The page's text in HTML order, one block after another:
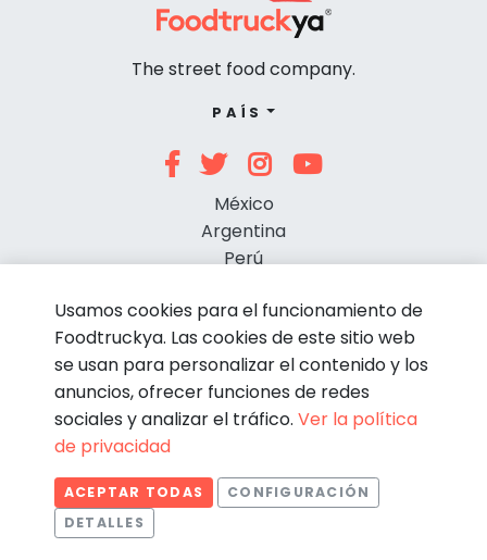
The street food company.
PAÍS
México
Argentina
Perú
© Foodtruckya 2026
Condiciones de contratación Política de privacidad
Aviso legal
Usamos cookies para el funcionamiento de
Foodtruckya. Las cookies de este sitio web
se usan para personalizar el contenido y los
anuncios, ofrecer funciones de redes
sociales y analizar el tráfico. Ver la política
de privacidad
ACEPTAR TODAS
CONFIGURACIÓN
DETALLES